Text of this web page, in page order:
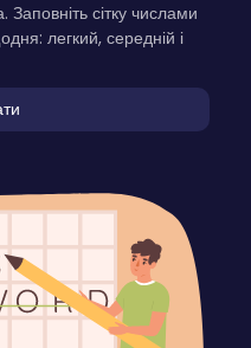
сітку числами
легкий, середній і